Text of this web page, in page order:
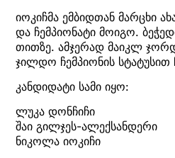
იოკიჩმა ემბიდთან მარცხი
და ჩემპიონატი მოიგო.
თითზე. ამჯერად მაიკლ
ჯილდო ჩემპიონის სტატუსით
კანდიდატი სამი იყო:
ლუკა დონჩიჩი
შაი გილჯეს-ალექსანდერი
ნიკოლა იოკიჩი